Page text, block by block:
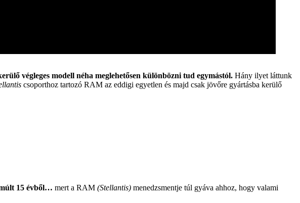
végleges modell néha meglehetősen különbözni tud egymástól. Hány ilyet láttunk
csoporthoz tartozó RAM az eddigi egyetlen és majd csak jövőre gyártásba kerülő
15 évből… mert a RAM (Stellantis) menedzsmentje túl gyáva ahhoz, hogy valami